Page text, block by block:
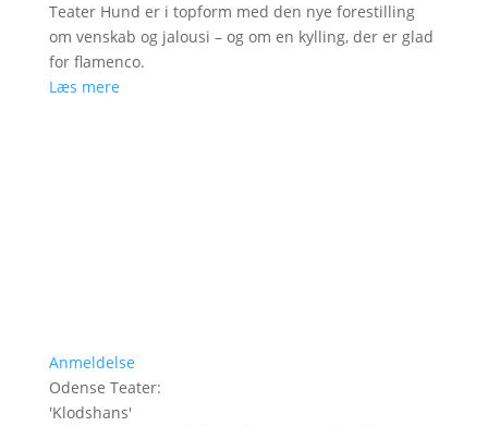
Teater Hund er i topform med den nye forestilling
om venskab og jalousi – og om en kylling, der er glad
for flamenco.
Læs mere
Anmeldelse
Odense Teater:
'Klodshans'